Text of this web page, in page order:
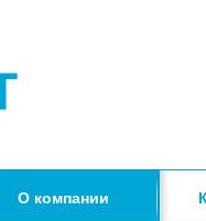
О компании